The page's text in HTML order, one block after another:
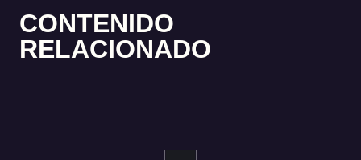
CONTENIDO
RELACIONADO